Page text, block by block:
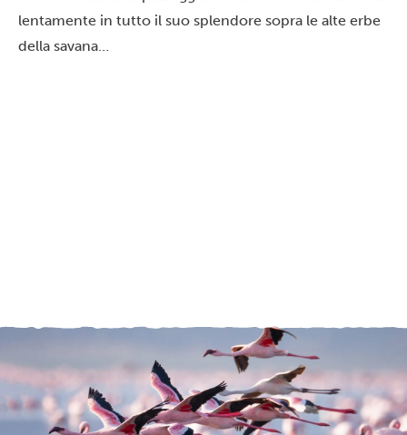
lentamente in tutto il suo splendore sopra le alte erbe
della savana…